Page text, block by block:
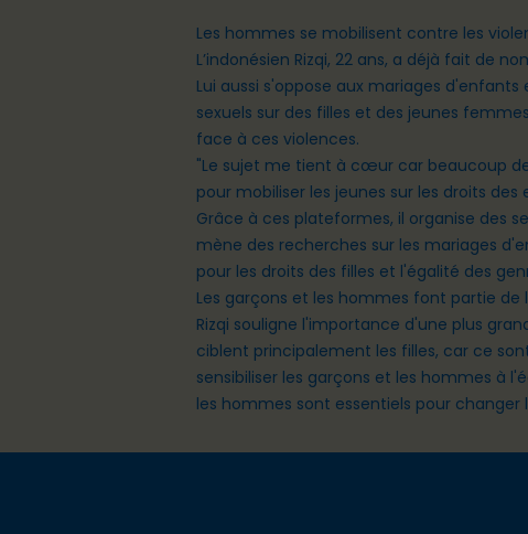
Les hommes se mobilisent contre les
L’indonésien Rizqi, 22 ans, a déjà fait de
Lui aussi s'oppose aux mariages
sexuels sur des filles et des jeunes
face à ces violences.
"Le sujet me tient à cœur car beaucoup
pour mobiliser les jeunes sur les droits
Grâce à ces plateformes, il organise des
mène des recherches sur les mariages
pour les droits des filles et l'égalité des
Les garçons et les hommes font partie de
Rizqi souligne l'importance d'une plus
ciblent principalement les filles, car ce
sensibiliser les garçons et les hommes à
les hommes sont essentiels pour